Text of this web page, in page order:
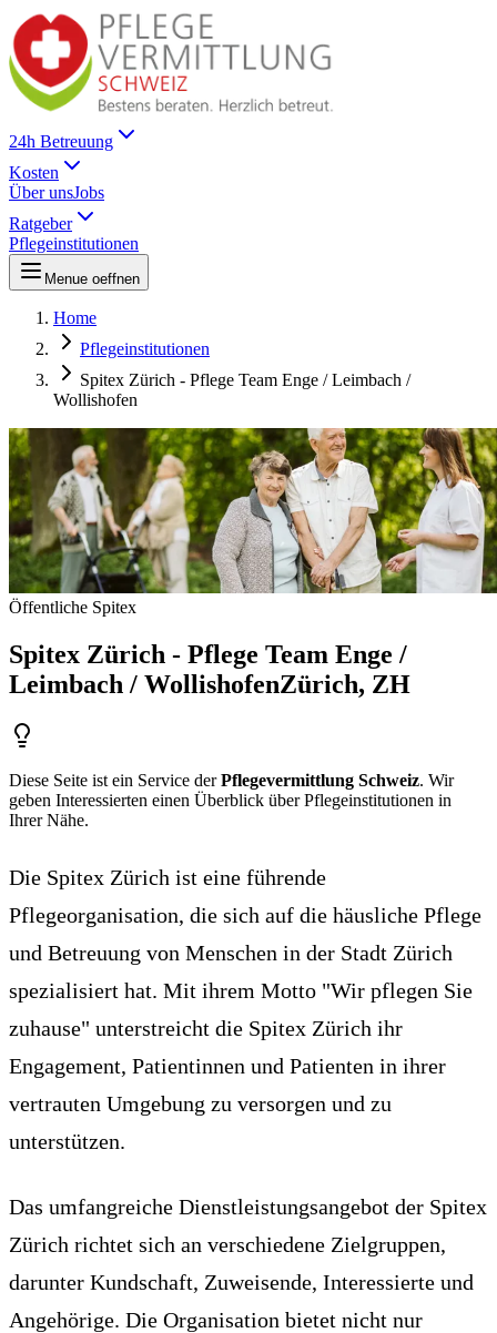
24h Betreuung
Kosten
Über unsJobs
Ratgeber
Pflegeinstitutionen
Menue oeffnen
Home
Pflegeinstitutionen
Spitex Zürich - Pflege Team Enge / Leimbach /
Wollishofen
Öffentliche Spitex
Spitex Zürich - Pflege Team Enge /
Leimbach / WollishofenZürich, ZH
Diese Seite ist ein Service derPflegevermittlung Schweiz. Wir
geben Interessierten einen Überblick über Pflegeinstitutionen in
Ihrer Nähe.
Die Spitex Zürich ist eine führende
Pflegeorganisation, die sich auf die häusliche Pflege
und Betreuung von Menschen in der Stadt Zürich
spezialisiert hat. Mit ihrem Motto "Wir pflegen Sie
zuhause" unterstreicht die Spitex Zürich ihr
Engagement, Patientinnen und Patienten in ihrer
vertrauten Umgebung zu versorgen und zu
unterstützen.
Das umfangreiche Dienstleistungsangebot der Spitex
Zürich richtet sich an verschiedene Zielgruppen,
darunter Kundschaft, Zuweisende, Interessierte und
Angehörige. Die Organisation bietet nicht nur